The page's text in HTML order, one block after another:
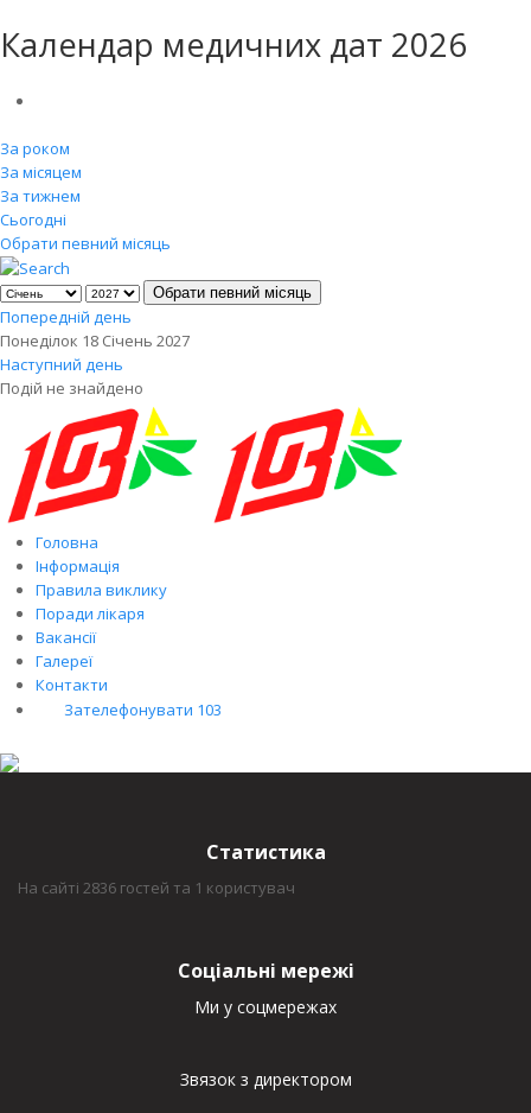
Календар медичних дат 2026
За роком
За місяцем
За тижнем
Сьогодні
Обрати певний місяць
Обрати певний місяць
Попередній день
Понеділок 18 Січень 2027
Наступний день
Подій не знайдено
Головна
Інформація
Правила виклику
Поради лікаря
Вакансії
Галереї
Контакти
Зателефонувати 103
Статистика
На сайті 2836 гостей та 1 користувач
Соціальні мережі
Ми у соцмережах
Звязок з директором